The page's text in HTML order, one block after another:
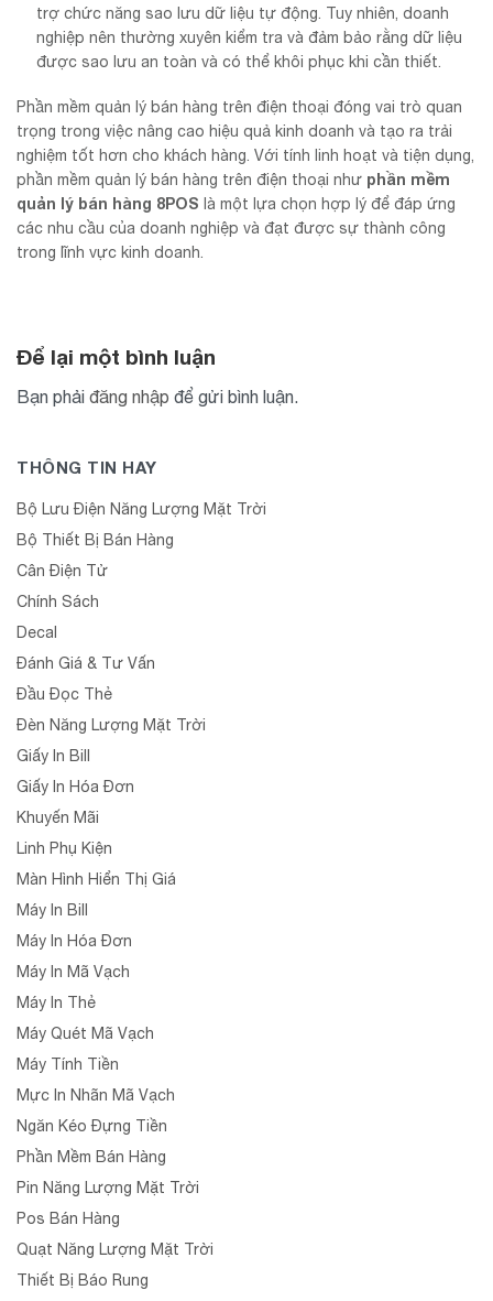
trợ chức năng sao lưu dữ liệu tự động. Tuy nhiên, doanh
nghiệp nên thường xuyên kiểm tra và đảm bảo rằng dữ liệu
được sao lưu an toàn và có thể khôi phục khi cần thiết.
Phần mềm quản lý bán hàng trên điện thoại đóng vai trò quan
trọng trong việc nâng cao hiệu quả kinh doanh và tạo ra trải
nghiệm tốt hơn cho khách hàng. Với tính linh hoạt và tiện dụng,
phần mềm quản lý bán hàng trên điện thoại như phần mềm
quản lý bán hàng 8POS là một lựa chọn hợp lý để đáp ứng
các nhu cầu của doanh nghiệp và đạt được sự thành công
trong lĩnh vực kinh doanh.
Để lại một bình luận
Bạn phải đăng nhập để gửi bình luận.
THÔNG TIN HAY
Bộ Lưu Điện Năng Lượng Mặt Trời
Bộ Thiết Bị Bán Hàng
Cân Điện Tử
Chính Sách
Decal
Đánh Giá & Tư Vấn
Đầu Đọc Thẻ
Đèn Năng Lượng Mặt Trời
Giấy In Bill
Giấy In Hóa Đơn
Khuyến Mãi
Linh Phụ Kiện
Màn Hình Hiển Thị Giá
Máy In Bill
Máy In Hóa Đơn
Máy In Mã Vạch
Máy In Thẻ
Máy Quét Mã Vạch
Máy Tính Tiền
Mực In Nhãn Mã Vạch
Ngăn Kéo Đựng Tiền
Phần Mềm Bán Hàng
Pin Năng Lượng Mặt Trời
Pos Bán Hàng
Quạt Năng Lượng Mặt Trời
Thiết Bị Báo Rung